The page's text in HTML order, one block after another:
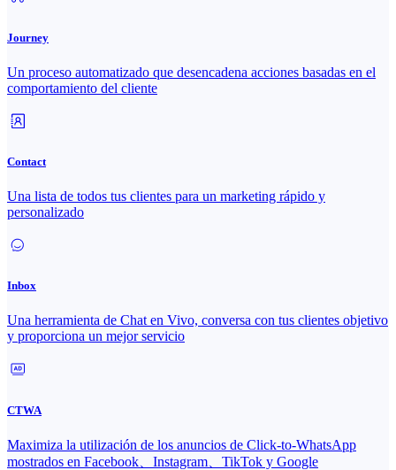
Journey
Un proceso automatizado que desencadena acciones basadas en el
comportamiento del cliente
Contact
Una lista de todos tus clientes para un marketing rápido y
personalizado
Inbox
Una herramienta de Chat en Vivo, conversa con tus clientes objetivo
y proporciona un mejor servicio
CTWA
Maximiza la utilización de los anuncios de Click-to-WhatsApp
mostrados en Facebook、Instagram、TikTok y Google